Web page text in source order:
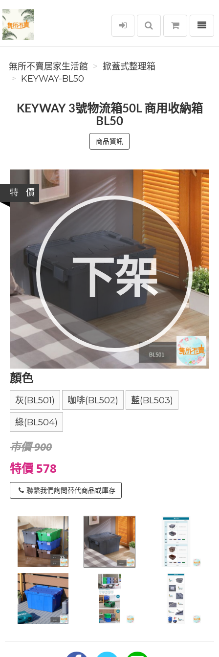
無所不賣居家生活館
選單
無所不賣居家生活館
掀蓋式整理箱
KEYWAY-BL50
KEYWAY 3號物流箱50L 商用收納箱
BL50
商品資訊
下架
特 價
顏色
灰(BL501) 咖啡(BL502) 藍(BL503)
綠(BL504)
市價 900
特價 578
聯繫我們詢問替代商品或庫存